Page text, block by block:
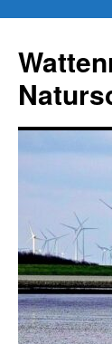
springen